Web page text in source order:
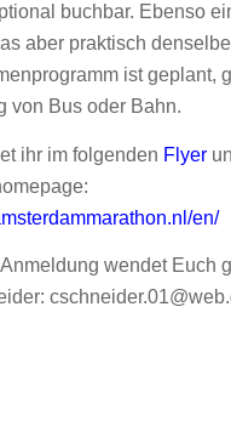
buchbar. Ebenso
aber praktisch
ist geplant,
von Bus oder Bahn.
ihr im folgenden Flyer
en/
wendet Euch